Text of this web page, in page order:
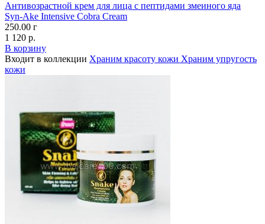
Антивозрастной крем для лица с пептидами змеиного яда
Syn-Ake Intensive Cobra Cream
250.00 г
1 120 р.
В корзину
Входит в коллекции Храним красоту кожи Храним упругость
кожи